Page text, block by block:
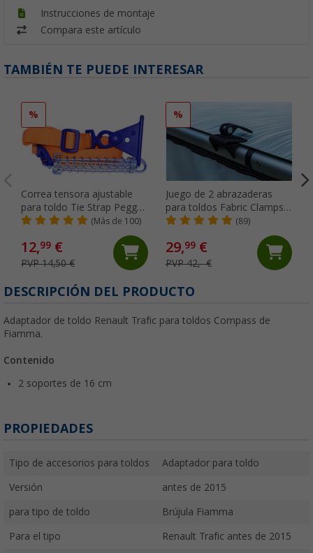
Instrucciones de montaje
Compara este artículo
TAMBIÉN TE PUEDE INTERESAR
%
Correa tensora ajustable
para toldo Tie Strap Peggy
Peg
(Más de 100)
12,99 €
PVP 14,50 €
%
Juego de 2 abrazaderas
para toldos Fabric Clamps
Thule
(89)
29,99€
PVP 42,- €
DESCRIPCIÓN DEL PRODUCTO
Adaptador de toldo Renault Trafic para toldos Compass de
Fiamma.
Contenido
2 soportes de 16 cm
PROPIEDADES
Tipo de accesorios para toldos Adaptador para toldo
Versión antes de 2015
para tipo de toldo Brújula Fiamma
Para el tipo Renault Trafic antes de 2015